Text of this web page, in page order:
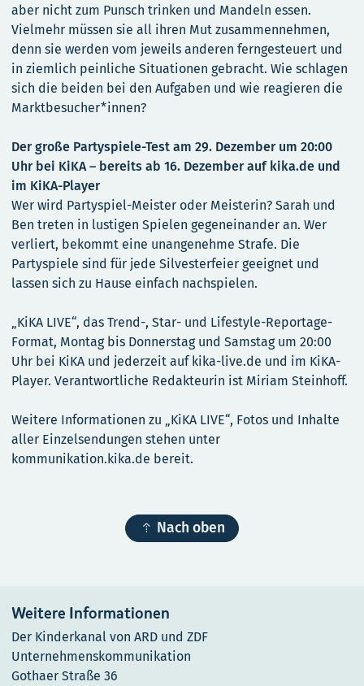
aber nicht zum Punsch trinken und Mandeln essen.
Vielmehr müssen sie all ihren Mut zusammennehmen,
denn sie werden vom jeweils anderen ferngesteuert und
in ziemlich peinliche Situationen gebracht. Wie schlagen
sich die beiden bei den Aufgaben und wie reagieren die
Marktbesucher*innen?
Der große Partyspiele-Test am 29. Dezember um 20:00
Uhr bei KiKA – bereits ab 16. Dezember auf kika.de und
im KiKA-Player
Wer wird Partyspiel-Meister oder Meisterin? Sarah und
Ben treten in lustigen Spielen gegeneinander an. Wer
verliert, bekommt eine unangenehme Strafe. Die
Partyspiele sind für jede Silvesterfeier geeignet und
lassen sich zu Hause einfach nachspielen.
„KiKA LIVE“, das Trend-, Star- und Lifestyle-Reportage-
Format, Montag bis Donnerstag und Samstag um 20:00
Uhr bei KiKA und jederzeit auf kika-live.de und im KiKA-
Player. Verantwortliche Redakteurin ist Miriam Steinhoff.
Weitere Informationen zu „KiKA LIVE“, Fotos und Inhalte
aller Einzelsendungen stehen unter
kommunikation.kika.de bereit.
 Nach oben
Weitere Informationen
Der Kinderkanal von ARD und ZDF
Unternehmenskommunikation
Gothaer Straße 36